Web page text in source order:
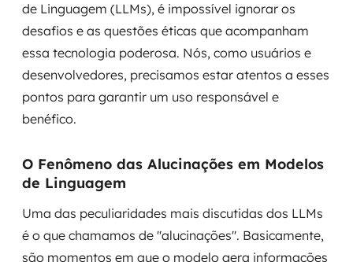
de Linguagem (LLMs), é impossível ignorar os
desafios e as questões éticas que acompanham
essa tecnologia poderosa. Nós, como usuários e
desenvolvedores, precisamos estar atentos a esses
pontos para garantir um uso responsável e
benéfico.
O Fenômeno das Alucinações em Modelos
de Linguagem
Uma das peculiaridades mais discutidas dos LLMs
é o que chamamos de "alucinações". Basicamente,
são momentos em que o modelo gera informações